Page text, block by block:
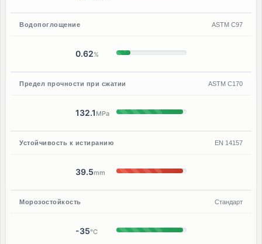
Водопоглощение
0.62%
ASTM C97
Предел прочности при сжатии
132.1 MPa
ASTM C170
Устойчивость к истиранию
39.5mm
EN 14157
Морозостойкость
-35°C
Стандарт